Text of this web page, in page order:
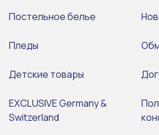
Постельное белье
Пледы
Детские товары
EXCLUSIVE Germany &
Switzerland